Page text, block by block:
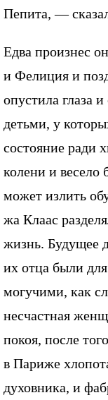
Пепита, —
Едва произнес
и Фелиция и
опустила глаза
детьми, у
состояние ради
колени и весело
может излить
жа Клаас
жизнь. Будущее
их отца были
могучими, как
несчастная
покоя, после
в Париже
духовника, и